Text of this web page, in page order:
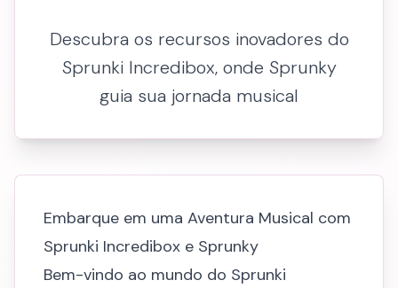
Descubra os recursos inovadores do
Sprunki Incredibox, onde Sprunky
guia sua jornada musical
Embarque em uma Aventura Musical com
Sprunki Incredibox e Sprunky
Bem-vindo ao mundo do Sprunki